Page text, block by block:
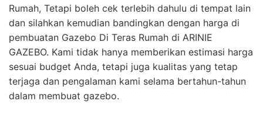
Rumah, Tetapi boleh cek terlebih dahulu di tempat lain
dan silahkan kemudian bandingkan dengan harga di
pembuatan Gazebo Di Teras Rumah di ARINIE
GAZEBO. Kami tidak hanya memberikan estimasi harga
sesuai budget Anda, tetapi juga kualitas yang tetap
terjaga dan pengalaman kami selama bertahun-tahun
dalam membuat gazebo.